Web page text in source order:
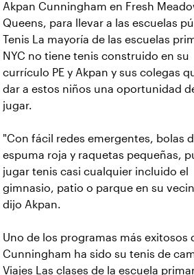
Akpan Cunningham en Fresh
Queens, para llevar a las escuelas
Tenis La mayoría de las escuelas
NYC no tiene tenis construido en su
currículo PE y Akpan y sus colegas
dar a estos niños una oportunidad
jugar.
"Con fácil redes emergentes, bolas
espuma roja y raquetas pequeñas,
jugar tenis casi cualquier incluido el
gimnasio, patio o parque en su
dijo Akpan.
Uno de los programas más exitosos
Cunningham ha sido su tenis de
Viajes Las clases de la escuela